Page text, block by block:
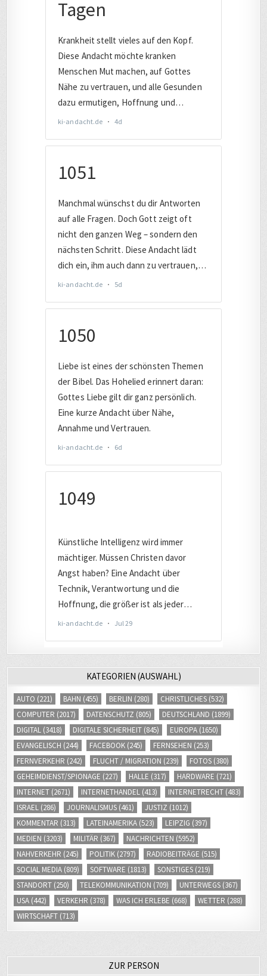
AUTO(221) BAHN(455) BERLIN(280) CHRISTLICHES(532)
COMPUTER
(2017) DATENSCHUTZ (805) DEUTSCHLAND(1899)
DIGITAL (3418) DIGITALE SICHERHEIT(845) EUROPA(1650)
EVANGELISCH (244) FACEBOOK(245) FERNSEHEN(253)
FERNVERKEHR(242) FLUCHT / MIGRATION(239) FOTOS
GEHEIMDIENST/SPIONAGE(227) HALLE (317) HARDWARE(721)
INTERNET(2671) INTERNETHANDEL(413) INTERNETRECHT(483)
ISRAEL(286) JOURNALISMUS(461) JUSTIZ
(1012)
KOMMENTAR
(313) LATEINAMERIKA (523) LEIPZIG
MEDIEN(3203) MILITÄR(367) NACHRICHTEN(5952)
NAHVERKEHR(245) POLITIK (2797) RADIOBEITRÄGE
SOCIAL MEDIA (809) SOFTWARE(1813) SONSTIGES(219)
STANDORT(250) TELEKOMMUNIKATION (709) UNTERWEGS
USA(442) VERKEHR(378) WAS ICH ERLEBE (668) WETTER(288)
WIRTSCHAFT(713)